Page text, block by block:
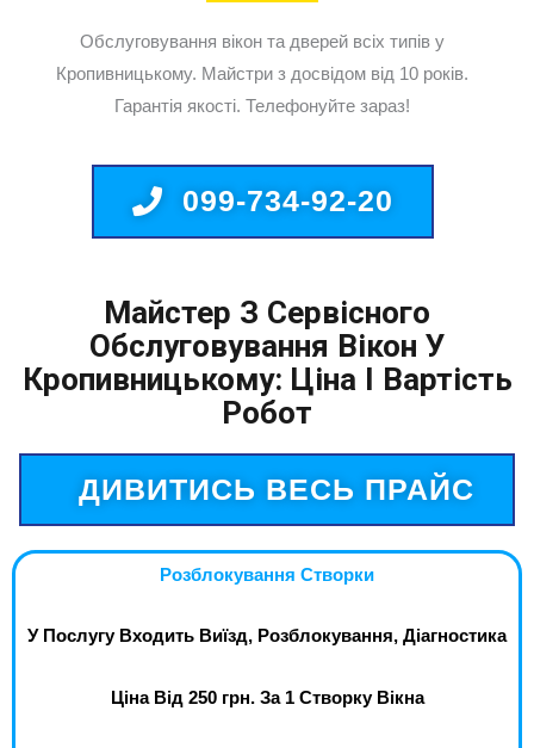
Обслуговування вікон та дверей всіх типів у
Кропивницькому. Майстри з досвідом від 10 років.
Гарантія якості. Телефонуйте зараз!
099-734-92-20
Майстер З Сервісного
Обслуговування Вікон У
Кропивницькому: Ціна І Вартість
Робот
ДИВИТИСЬ ВЕСЬ ПРАЙС
Розблокування Створки
У Послугу Входить Виїзд, Розблокування, Діагностика
Ціна Від 250 грн. За 1 Створку Вікна